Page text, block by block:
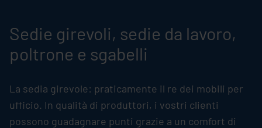
Sedie girevoli, sedie da lavoro,
poltrone e sgabelli
La sedia girevole: praticamente il re dei mobili per
ufficio. In qualità di produttori, i vostri clienti
possono guadagnare punti grazie a un comfort di